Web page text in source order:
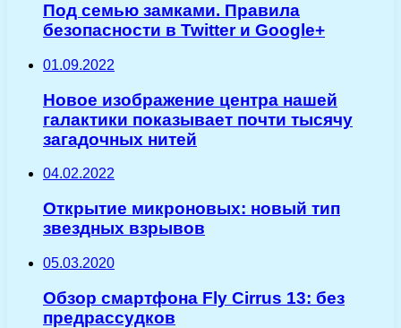
Под семью замками. Правила
безопасности в Twitter и Google+
01.09.2022
Новое изображение центра нашей
галактики показывает почти тысячу
загадочных нитей
04.02.2022
Открытие микроновых: новый тип
звездных взрывов
05.03.2020
Обзор смартфона Fly Cirrus 13: без
предрассудков